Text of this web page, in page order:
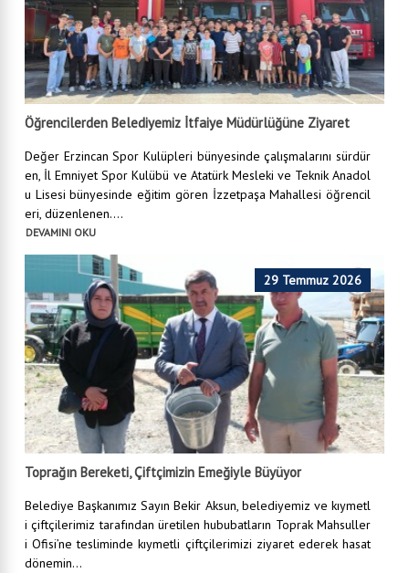
Öğrencilerden Belediyemiz İtfaiye Müdürlüğüne Ziyaret
Değer Erzincan Spor Kulüpleri bünyesinde çalışmalarını sürdür
en, İl Emniyet Spor Kulübü ve Atatürk Mesleki ve Teknik Anadol
u Lisesi bünyesinde eğitim gören İzzetpaşa Mahallesi öğrencil
eri, düzenlenen....
DEVAMINI OKU
29 Temmuz 2026
Toprağın Bereketi, Çiftçimizin Emeğiyle Büyüyor
Belediye Başkanımız Sayın Bekir Aksun, belediyemiz ve kıymetl
i çiftçilerimiz tarafından üretilen hububatların Toprak Mahsuller
i Ofisi’ne tesliminde kıymetli çiftçilerimizi ziyaret ederek hasat
dönemin...